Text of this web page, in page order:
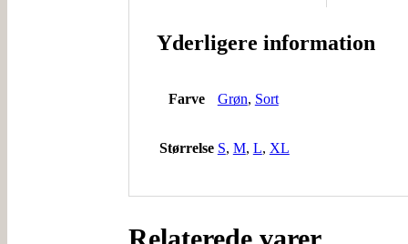
Yderligere information
Farve Grøn, Sort
Størrelse S, M, L, XL